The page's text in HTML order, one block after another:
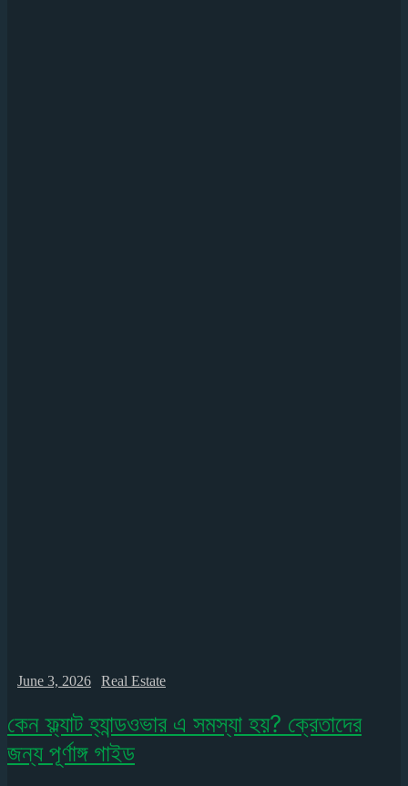
June 3, 2026 Real Estate
কেন ফ্ল্যাট হ্যান্ডওভার এ সমস্যা হয়? ক্রেতাদের
জন্য পূর্ণাঙ্গ গাইড